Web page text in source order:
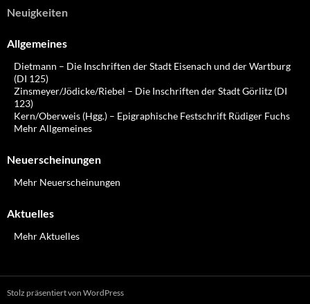
Neuigkeiten
Allgemeines
Dietmann – Die Inschriften der Stadt Eisenach und der Wartburg
(DI 125)
Zinsmeyer/Jödicke/Riebel – Die Inschriften der Stadt Görlitz (DI
123)
Kern/Oberweis (Hgg.) – Epigraphische Festschrift Rüdiger Fuchs
Mehr Allgemeines
Neuerscheinungen
Mehr Neuerscheinungen
Aktuelles
Mehr Aktuelles
Stolz präsentiert von WordPress